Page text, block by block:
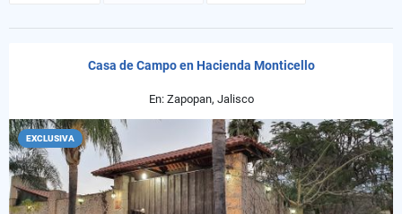
Casa de Campo en Hacienda Monticello
En: Zapopan, Jalisco
EXCLUSIVA